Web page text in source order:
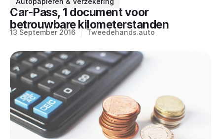
Car-Pass, 1 document voor
betrouwbare kilometerstanden
13 September 2016 Tweedehands.auto